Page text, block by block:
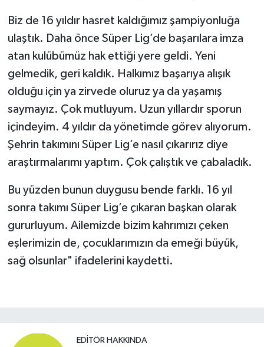
Biz de 16 yıldır hasret kaldığımız şampiyonluğa
ulaştık. Daha önce Süper Lig’de başarılara imza
atan kulübümüz hak ettiği yere geldi. Yeni
gelmedik, geri kaldık. Halkımız başarıya alışık
olduğu için ya zirvede oluruz ya da yaşamış
saymayız. Çok mutluyum. Uzun yıllardır sporun
içindeyim. 4 yıldır da yönetimde görev alıyorum.
Şehrin takımını Süper Lig’e nasıl çıkarırız diye
araştırmalarımı yaptım. Çok çalıştık ve çabaladık.
Bu yüzden bunun duygusu bende farklı. 16 yıl
sonra takımı Süper Lig’e çıkaran başkan olarak
gururluyum. Ailemizde bizim kahrımızı çeken
eşlerimizin de, çocuklarımızın da emeği büyük,
sağ olsunlar" ifadelerini kaydetti.
EDITÖR HAKKINDA